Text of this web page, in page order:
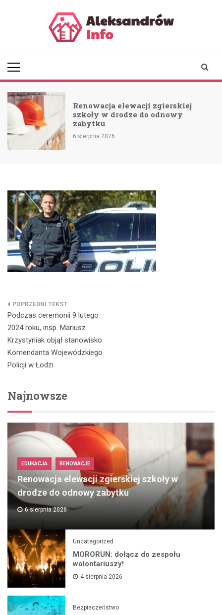
Renowacja elewacji zgierskiej
szkoły w drodze do odnowy
zabytku
6 sierpnia 2026
Nawigacja
wpisu
Podczas ceremonii 9 lutego
2024 roku, insp. Mariusz
Krzystyniak objął stanowisko
Komendanta Wojewódzkiego
Policji w Łodzi
Najnowsze
EDUKACJA RENOWACJE
Renowacja elewacji zgierskiej szkoły w
drodze do odnowy zabytku
6 sierpnia 2026
Uncategorized
MORORUN: dołącz do zespołu
wolontariuszy!
4 sierpnia 2026
Bezpieczeństwo